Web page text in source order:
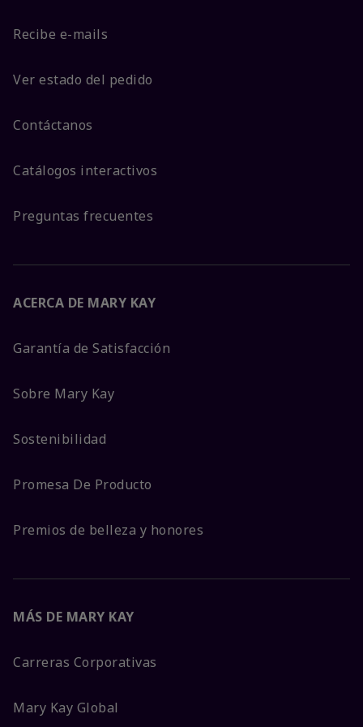
Recibe e-mails
Ver estado del pedido
Contáctanos
Catálogos interactivos
Preguntas frecuentes
ACERCA DE MARY KAY
Garantía de Satisfacción
Sobre Mary Kay
Sostenibilidad
Promesa De Producto
Premios de belleza y honores
MÁS DE MARY KAY
Carreras Corporativas
Mary Kay Global